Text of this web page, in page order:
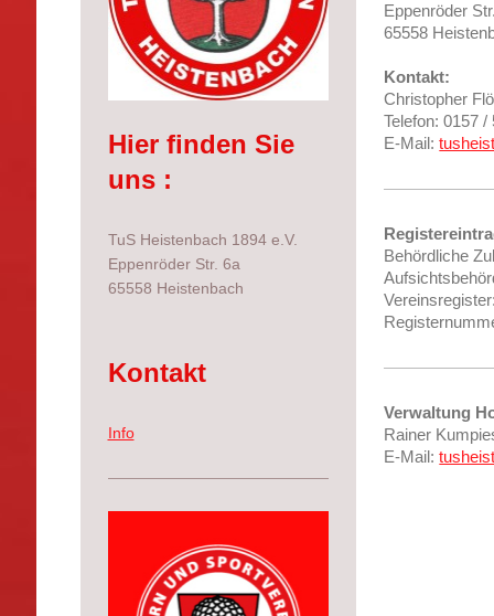
Eppenröder
65558
Kontakt:
Christopher
Telefon: 0157 /
E-Mail:
Behördliche
Verwaltung
Rainer
E-Mail:
Hier finden Sie
uns :
TuS Heistenbach 1894 e.V.
Eppenröder Str. 6a
65558 Heistenbach
Kontakt
Info